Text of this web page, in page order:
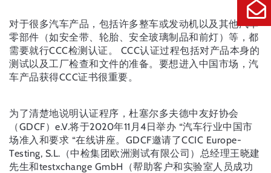
对于很多汽车产品，包括许多整车或发动机以及其他汽车
零部件（如安全带、轮胎、安全玻璃制品和前灯）等，都
需要就行CCC检测认证。 CCC认证过程包括对产品本身的
测试以及工厂检查和文件的准备。要想进入中国市场，汽
车产品获得CCC证书很重要。
为了清楚地说明认证程序，杜塞尔多夫德中友好协会
（GDCF）e.V.将于2020年11月4日举办 “汽车行业中国市
场准入和要求 “在线讲座。GDCF邀请了CCIC Europe-
Testing, S.L.（中检集团欧洲测试有限公司）总经理王晓建
先生和testxchange GmbH（帮助客户和实验室人员成功